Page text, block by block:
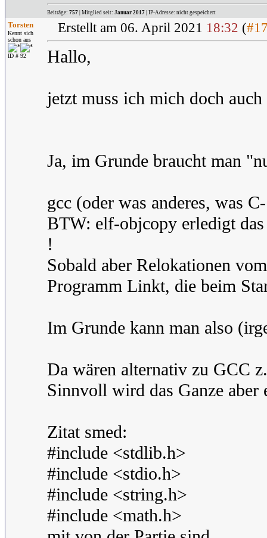
Beiträge: 757 | Mitglied seit: Januar 2017 | IP-Adresse: nicht gespeichert
Torsten
Kennt sich
schon aus
ID # 92
Erstellt am 06. April 2021 18:32 (
Hallo,
jetzt muss ich mich doch
Ja, im Grunde braucht man
gcc (oder was anderes, was
BTW: elf-objcopy erledigt
!
Sobald aber Relokationen
Programm Linkt, die beim
Im Grunde kann man also
Da wären alternativ zu GCC
Sinnvoll wird das Ganze aber
Zitat smed:
#include <stdlib.h>
#include <stdio.h>
#include <string.h>
#include <math.h>